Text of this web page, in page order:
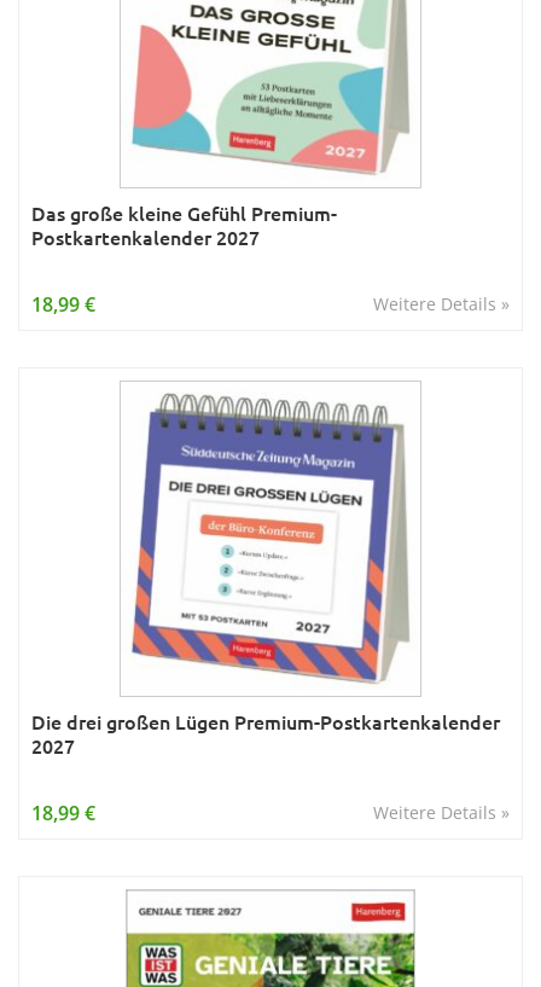
Das große kleine Gefühl Premium-
Postkartenkalender 2027
Weitere Details »
18,99 €
Die drei großen Lügen Premium-Postkartenkalender
2027
Weitere Details »
18,99 €